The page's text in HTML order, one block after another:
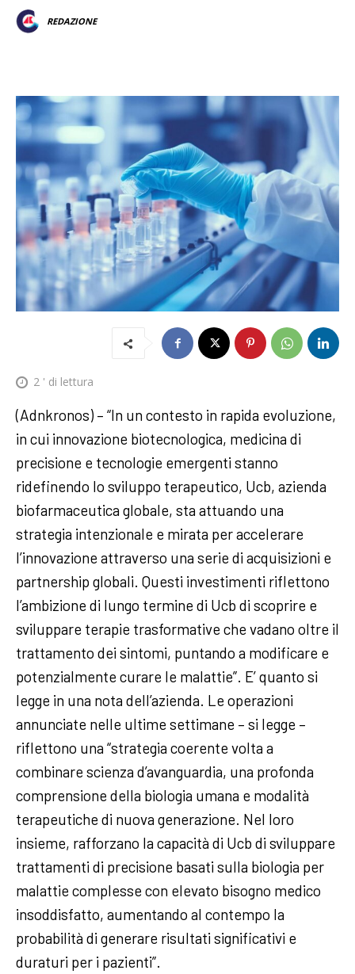
REDAZIONE
2 ' di lettura
(Adnkronos) – “In un contesto in rapida evoluzione,
in cui innovazione biotecnologica, medicina di
precisione e tecnologie emergenti stanno
ridefinendo lo sviluppo terapeutico, Ucb, azienda
biofarmaceutica globale, sta attuando una
strategia intenzionale e mirata per accelerare
l’innovazione attraverso una serie di acquisizioni e
partnership globali. Questi investimenti riflettono
l’ambizione di lungo termine di Ucb di scoprire e
sviluppare terapie trasformative che vadano oltre il
trattamento dei sintomi, puntando a modificare e
potenzialmente curare le malattie”. E’ quanto si
legge in una nota dell’azienda. Le operazioni
annunciate nelle ultime settimane – si legge –
riflettono una “strategia coerente volta a
combinare scienza d’avanguardia, una profonda
comprensione della biologia umana e modalità
terapeutiche di nuova generazione. Nel loro
insieme, rafforzano la capacità di Ucb di sviluppare
trattamenti di precisione basati sulla biologia per
malattie complesse con elevato bisogno medico
insoddisfatto, aumentando al contempo la
probabilità di generare risultati significativi e
duraturi per i pazienti”.